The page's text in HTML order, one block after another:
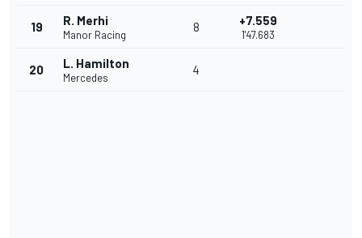
19 R. Merhi
Manor Racing
8 +7.559
1'47.683
20 L. Hamilton
Mercedes
4